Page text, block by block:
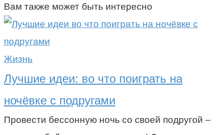
Вам также может быть интересно
Жизнь
Лучшие идеи: во что поиграть на
ночёвке с подругами
Провести бессонную ночь со своей подругой –